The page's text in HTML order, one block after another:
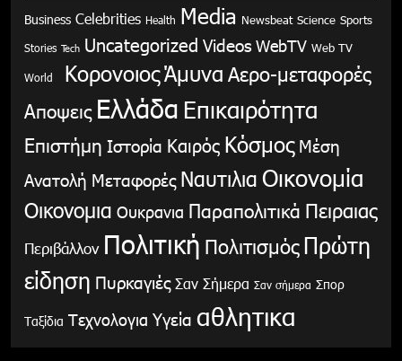
Business Celebrities Health Media Newsbeat Science Sports
Stories Tech Uncategorized Videos WebTV Web TV
World ΚορονοιοςΆμυνα Αερο-μεταφορές
Αποψεις Ελλάδα Επικαιρότητα
Επιστήμη Ιστορία Καιρός Κόσμος Μέση
Ανατολή Μεταφορές Ναυτιλια Οικονομία
Οικονομια Ουκρανια Παραπολιτικά Πειραιας
Περιβάλλον Πολιτική Πολιτισμός Πρώτη
είδηση Πυρκαγιές Σαν Σήμερα Σαν σήμερα Σπορ
Ταξίδια Τεχνολογια Υγεία αθλητικα